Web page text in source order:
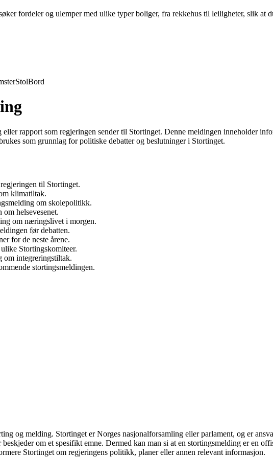
fordeler og ulemper med ulike typer boliger, fra rekkehus til leiligheter, slik at
StolBord
rapport som regjeringen sender til Stortinget. Denne meldingen inneholder
som grunnlag for politiske debatter og beslutninger i Stortinget.
til Stortinget.
klimatiltak.
om skolepolitikk.
om helsevesenet.
om næringslivet i morgen.
før debatten.
for de neste årene.
Stortingskomiteer.
om integreringstiltak.
stortingsmeldingen.
og melding. Stortinget er Norges nasjonalforsamling eller parlament, og er
om et spesifikt emne. Dermed kan man si at en stortingsmelding er en
Stortinget om regjeringens politikk, planer eller annen relevant informasjon.